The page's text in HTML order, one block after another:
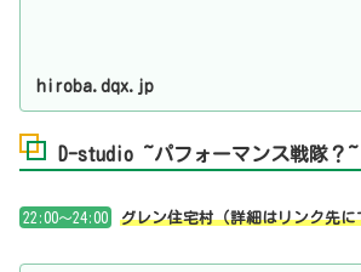
hiroba.dqx.jp
D-studio ~パフォーマンス戦隊？~
22:00～24:00 グレン住宅村（詳細はリンク先に